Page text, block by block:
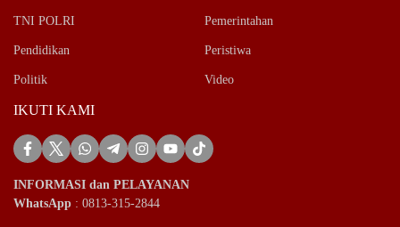
TNI POLRI Pemerintahan
Pendidikan Peristiwa
Politik Video
IKUTI KAMI
INFORMASI dan PELAYANAN
WhatsApp : 0813-315-2844